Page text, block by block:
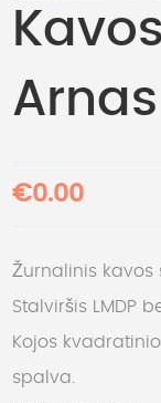
Arnas
€0.00
Žurnalinis kavos
Stalviršis LMDP
Kojos
spalva.